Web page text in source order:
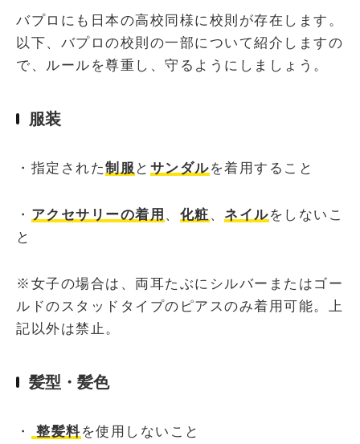
バプロにも日本の高校同様に校則が存在します。
以下、バプロの校則の一部について紹介しますの
で、ルールを尊重し、守るようにしましょう。
服装
・指定された制服 と サンダルを着用すること
・ アクセサリーの着用 、 化粧 、 ネイルをしないこ
と
※女子の場合は、両耳たぶにシルバーまたはゴー
ルドのスタッドタイプのピアスのみ着用可能。上
記以外は禁止。
髪型・髪色
・ 整髪料を使用しないこと